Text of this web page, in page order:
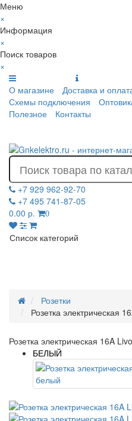
Меню
×
Информация
×
Поиск товаров
×
О магазине
Доставка и
Схемы подключения
Полезное
Контакты
+7 929 962-92-70
+7 495 741-87-05
0.00 р.
0
Список категорий
Розетки
Розетка электрическая
Розетка электрическая 16A
БЕЛЫЙ